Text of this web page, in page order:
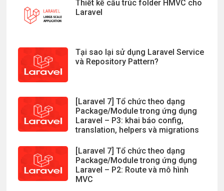
Thiết kế cấu trúc folder HMVC cho
Laravel
Tại sao lại sử dụng Laravel Service
và Repository Pattern?
[Laravel 7] Tổ chức theo dạng
Package/Module trong ứng dụng
Laravel – P3: khai báo config,
translation, helpers và migrations
[Laravel 7] Tổ chức theo dạng
Package/Module trong ứng dụng
Laravel – P2: Route và mô hình
MVC